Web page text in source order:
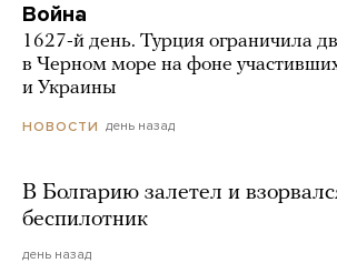
Война
1627-й день. Турция ограничила
в Черном море на фоне
и Украины
НОВОСТИ день назад
В Болгарию залетел и
беспилотник
день назад